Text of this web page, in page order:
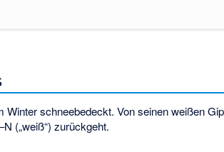
Winter schneebedeckt. Von seinen weißen
(„weiß“) zurückgeht.